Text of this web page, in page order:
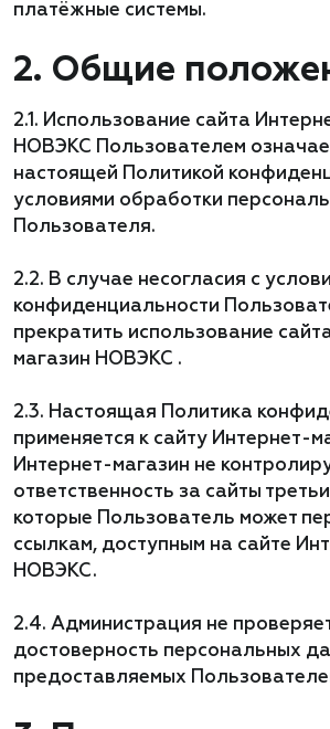
платёжные системы.
2. Общие
2.1. Использование сайта
НОВЭКС Пользователем
настоящей Политикой
условиями обработки
Пользователя.
2.2. В случае несогласия с
конфиденциальности
прекратить использование
магазин НОВЭКС .
2.3. Настоящая Политика
применяется к сайту Интернет-
Интернет-магазин не
ответственность за сайты
которые Пользователь может
ссылкам, доступным на сайте
НОВЭКС.
2.4. Администрация не
достоверность персональных
предоставляемых